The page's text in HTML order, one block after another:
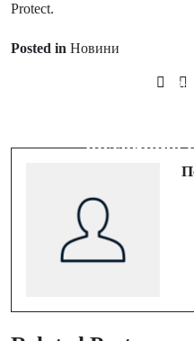
Protect.
Posted in Новини
празнично